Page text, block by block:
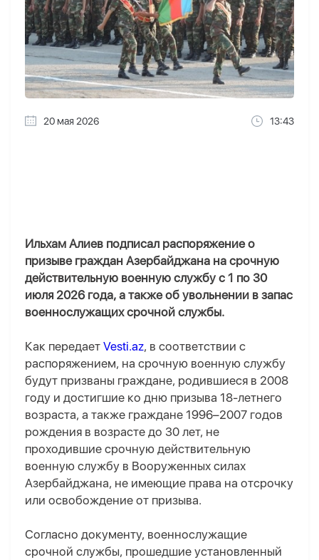
20 мая 2026 13:43
Ильхам Алиев подписал распоряжение о
призыве граждан Азербайджана на срочную
действительную военную службу с 1 по 30
июля 2026 года, а также об увольнении в запас
военнослужащих срочной службы.
Как передает Vesti.az, в соответствии с
распоряжением, на срочную военную службу
будут призваны граждане, родившиеся в 2008
году и достигшие ко дню призыва 18-летнего
возраста, а также граждане 1996–2007 годов
рождения в возрасте до 30 лет, не
проходившие срочную действительную
военную службу в Вооруженных силах
Азербайджана, не имеющие права на отсрочку
или освобождение от призыва.
Согласно документу, военнослужащие
срочной службы, прошедшие установленный